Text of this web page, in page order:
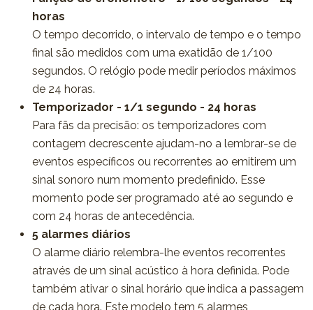
horas
O tempo decorrido, o intervalo de tempo e o tempo
final são medidos com uma exatidão de 1/100
segundos. O relógio pode medir períodos máximos
de 24 horas.
Temporizador - 1/1 segundo - 24 horas
Para fãs da precisão: os temporizadores com
contagem decrescente ajudam-no a lembrar-se de
eventos específicos ou recorrentes ao emitirem um
sinal sonoro num momento predefinido. Esse
momento pode ser programado até ao segundo e
com 24 horas de antecedência.
5 alarmes diários
O alarme diário relembra-lhe eventos recorrentes
através de um sinal acústico à hora definida. Pode
também ativar o sinal horário que indica a passagem
de cada hora. Este modelo tem 5 alarmes